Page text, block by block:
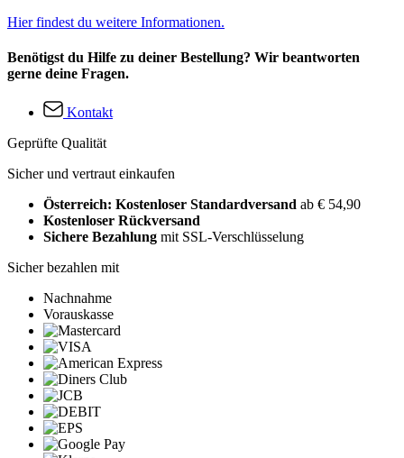
Hier findest du weitere Informationen.
Benötigst du Hilfe zu deiner Bestellung? Wir beantworten
gerne deine Fragen.
Kontakt
Geprüfte Qualität
Sicher und vertraut einkaufen
Österreich: Kostenloser Standardversand ab € 54,90
Kostenloser Rückversand
Sichere Bezahlung mit SSL-Verschlüsselung
Sicher bezahlen mit
Nachnahme
Vorauskasse